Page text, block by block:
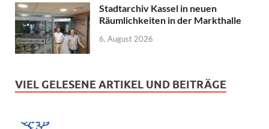
Stadtarchiv Kassel in neuen
Räumlichkeiten in der Markthalle
6. August 2026
VIEL GELESENE ARTIKEL UND BEITRÄGE